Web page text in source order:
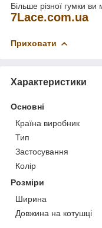
Більше різної гумки
7Lace.com.ua
Приховати
Характеристики
Основні
Країна виробник
Тип
Застосування
Колір
Розміри
Ширина
Довжина на котушці